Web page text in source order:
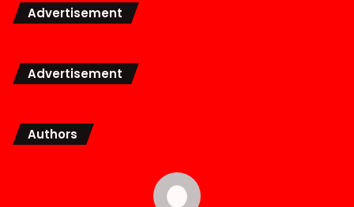
Advertisement
Advertisement
Authors